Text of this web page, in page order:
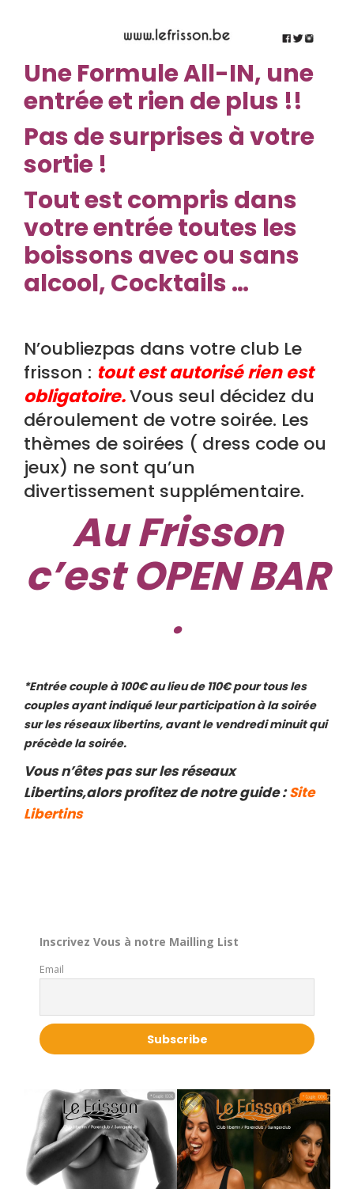
UneFormule All-IN, une
entrée et rien de plus !!
Pas de surprises à votre
sortie !
Tout est compris dans
votre entrée toutes les
boissons avec ou sans
alcool, Cocktails …
N’oubliezpas dans votre club Le
frisson : tout est autorisé rien est
obligatoire.Vous seul décidez du
déroulement de votre soirée. Les
thèmes de soirées ( dress code ou
jeux) ne sont qu’un
divertissement supplémentaire.
Au Frisson
c’est OPEN BAR
.
*Entrée couple à 100€ au lieu de 110€ pour tous les
couples ayant indiqué leur participation à la soirée
sur les réseaux libertins, avant le vendredi minuit qui
précède la soirée.
Vous n’êtes pas sur les réseaux
Libertins,alors profitez de notre guide :Site
Libertins
Inscrivez Vous à notre Mailling List
Email